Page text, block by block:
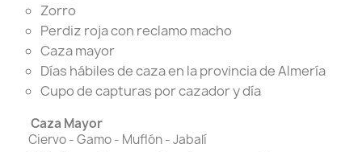
Zorro
Perdiz roja con reclamo macho
Caza mayor
Días hábiles de caza en la provincia de Almería
Cupo de capturas por cazador y día
Caza Mayor
Ciervo - Gamo - Muflón - Jabalí